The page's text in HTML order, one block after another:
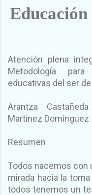
Educación
Atención plena
Metodología
educativas del ser
Arantza
Martínez Domínguez
Resumen
Todos nacemos con
mirada hacia la
todos tenemos un